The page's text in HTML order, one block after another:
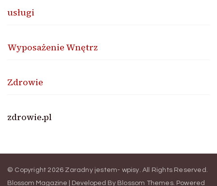
usługi
Wyposażenie Wnętrz
Zdrowie
zdrowie.pl
© Copyright 2026 Zaradny jestem- wpisy . All Rights Reserved.
Blossom Magazine | Developed By Blossom Themes. Powered